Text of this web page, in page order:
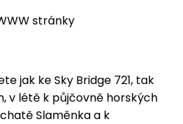
stránky
jak ke Sky Bridge 721, tak
v létě k půjčovně horských
Slaměnka a k